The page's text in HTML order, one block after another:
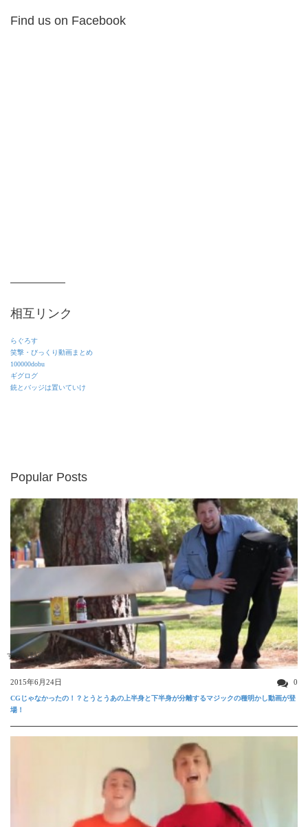
Find us on Facebook
相互リンク
らぐろす
笑撃・びっくり動画まとめ
100000dobu
ギグログ
銃とバッジは置いていけ
Popular Posts
すごい動画
2015年6月24日 0
CGじゃなかったの！？とうとうあの上半身と下半身が分離するマジックの種明かし動画が登
場！